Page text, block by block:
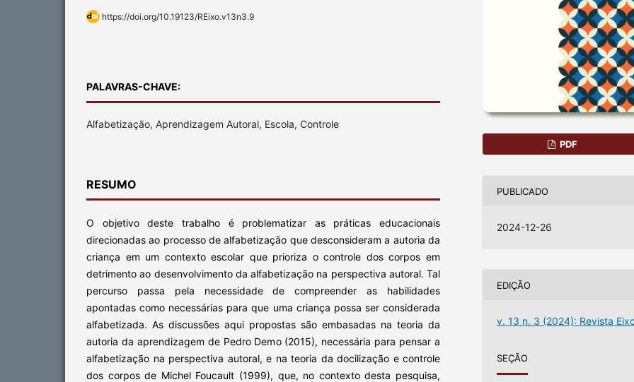
https://doi.org/10.19123/REixo.v13n3.9
PALAVRAS-CHAVE:
Alfabetização, Aprendizagem Autoral, Escola, Controle
RESUMO
O objetivo deste trabalho é problematizar as práticas educacionais
direcionadas ao processo de alfabetização que desconsideram a autoria da
criança em um contexto escolar que prioriza o controle dos corpos em
detrimento ao desenvolvimento da alfabetização na perspectiva autoral. Tal
percurso passa pela necessidade de compreender as habilidades
apontadas como necessárias para que uma criança possa ser considerada
alfabetizada. As discussões aqui propostas são embasadas na teoria da
autoria da aprendizagem de Pedro Demo (2015), necessária para pensar a
alfabetização na perspectiva autoral, e na teoria da docilização e controle
dos corpos de Michel Foucault (1999), que, no contexto desta pesquisa,
PDF
PUBLICADO
2024-12-26
EDIÇÃO
v. 13 n. 3 (2024): Revista
SEÇÃO